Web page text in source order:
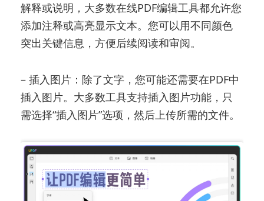
解释或说明，大多数在线PDF编辑工具都允许您
添加注释或高亮显示文本。您可以用不同颜色
突出关键信息，方便后续阅读和审阅。
– 插入图片：除了文字，您可能还需要在PDF中
插入图片。大多数工具支持插入图片功能，只
需选择“插入图片”选项，然后上传所需的文件。